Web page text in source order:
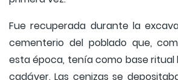
Fue recuperada durante la
cementerio del poblado que,
esta época, tenía como base ritual
cadáver. Las cenizas se